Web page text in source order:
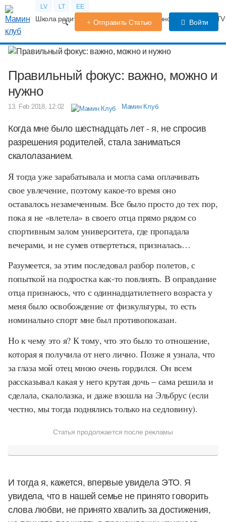
LV LT EE
Школа родителей Календарь беременности Форум
Отправить Статью Войти
Правильный фокус: важно, можно и
нужно
13. Feb 2018, 12:02 Мамин Клуб
Когда мне было шестнадцать лет - я, не спросив
разрешения родителей, стала заниматься
скалолазанием.
Я тогда уже зарабатывала и могла сама оплачивать
свое увлечение, поэтому какое-то время оно
оставалось незамеченным. Все было просто до тех пор,
пока я не «влетела» в своего отца прямо рядом со
спортивным залом университета, где пропадала
вечерами, и не сумев отвертеться, призналась…
Разумеется, за этим последовал разбор полетов, с
попыткой на подростка как-то повлиять. В оправдание
отца признаюсь, что с одиннадцатилетнего возраста у
меня было освобождение от физкультуры, то есть
номинально спорт мне был противопоказан.
Но к чему это я? К тому, что это было то отношение,
которая я получила от него лично. Позже я узнала, что
за глаза мой отец мною очень гордился. Он всем
рассказывал какая у него крутая дочь – сама решила и
сделала, скалолазка, и даже взошла на Эльбрус (если
честно, мы тогда поднялись только на седловину).
Статья продолжается после рекламы
И тогда я, кажется, впервые увидела ЭТО. Я
увидела, что в нашей семье не принято говорить
слова любви, не принято хвалить за достижения,